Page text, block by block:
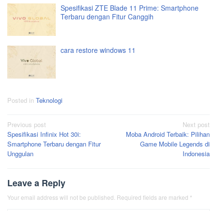
Spesifikasi ZTE Blade 11 Prime: Smartphone
Terbaru dengan Fitur Canggih
cara restore windows 11
Posted in Teknologi
Post
navigation
Previous post
Spesifikasi Infinix Hot 30i:
Smartphone Terbaru dengan Fitur
Unggulan
Next post
Moba Android Terbaik: Pilihan
Game Mobile Legends di
Indonesia
Leave a Reply
Your email address will not be published. Required fields are marked *